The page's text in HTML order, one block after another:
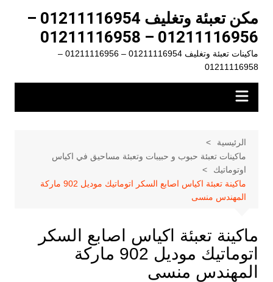
المحتوى
مكن تعبئة وتغليف 01211116954 –
01211116956 – 01211116958
ماكينات تعبئة وتغليف 01211116954 – 01211116956 –
01211116958
الرئيسية
ماكينات تعبئة حبوب و حبيبات وتعبئة مساحيق في اكياس
اوتوماتيك
ماكينة تعبئة اكياس اصابع السكر اتوماتيك موديل 902 ماركة
المهندس منسى
ماكينة تعبئة اكياس اصابع السكر
اتوماتيك موديل 902 ماركة
المهندس منسى